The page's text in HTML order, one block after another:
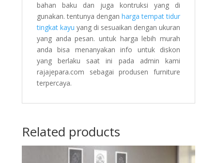
bahan baku dan juga kontruksi yang di
gunakan. tentunya denganharga tempat tidur
tingkat kayu yang di sesuaikan dengan ukuran
yang anda pesan. untuk harga lebih murah
anda bisa menanyakan info untuk diskon
yang berlaku saat ini pada admin kami
rajajepara.com sebagai produsen furniture
terpercaya.
Related products